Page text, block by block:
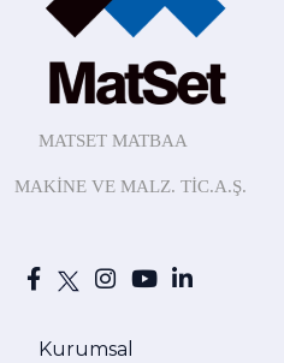
MATSET MATBAA
MAKİNE VE MALZ. TİC.A.Ş.
Kurumsal